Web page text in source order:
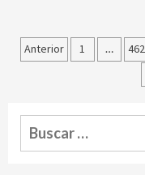
Paginación
Anterior 1 … 462
Buscar: